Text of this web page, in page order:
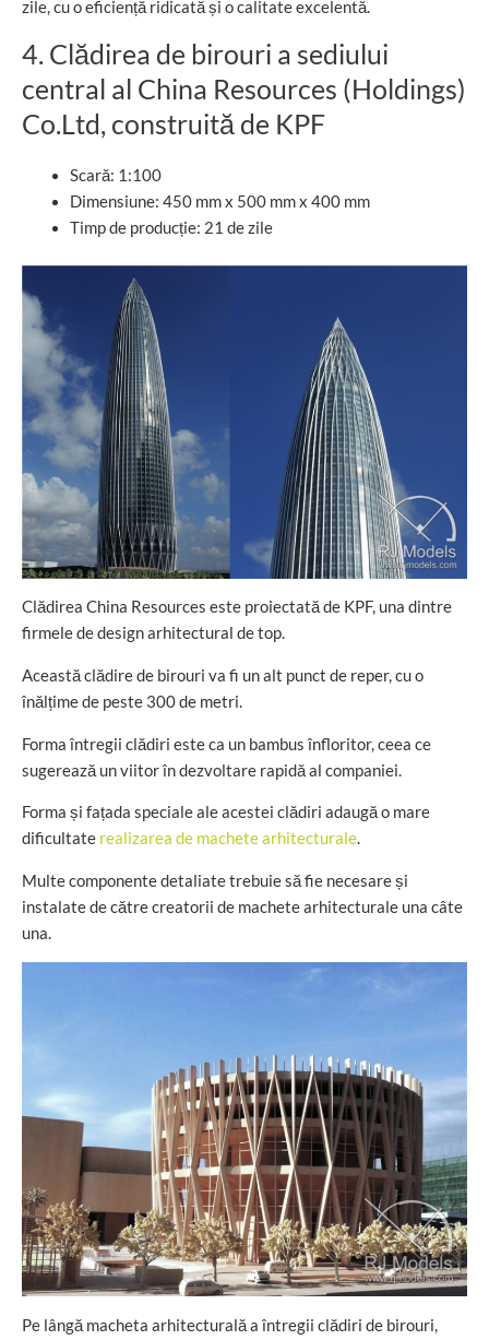
zile, cu o eficiență ridicată și o calitate excelentă.
4. Clădirea de birouri a sediului
central al China Resources (Holdings)
Co.Ltd, construită de KPF
Scară: 1:100
Dimensiune: 450 mm x 500 mm x 400 mm
Timp de producție: 21 de zile
Clădirea China Resources este proiectată de KPF, una dintre
firmele de design arhitectural de top.
Această clădire de birouri va fi un alt punct de reper, cu o
înălțime de peste 300 de metri.
Forma întregii clădiri este ca un bambus înfloritor, ceea ce
sugerează un viitor în dezvoltare rapidă al companiei.
Forma și fațada speciale ale acestei clădiri adaugă o mare
dificultate realizarea de machete arhitecturale.
Multe componente detaliate trebuie să fie necesare și
instalate de către creatorii de machete arhitecturale una câte
una.
Pe lângă macheta arhitecturală a întregii clădiri de birouri,